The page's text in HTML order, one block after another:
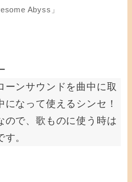
Abyss」
ーンサウンドを曲中に取
になって使えるシンセ！
ので、歌ものに使う時は
。